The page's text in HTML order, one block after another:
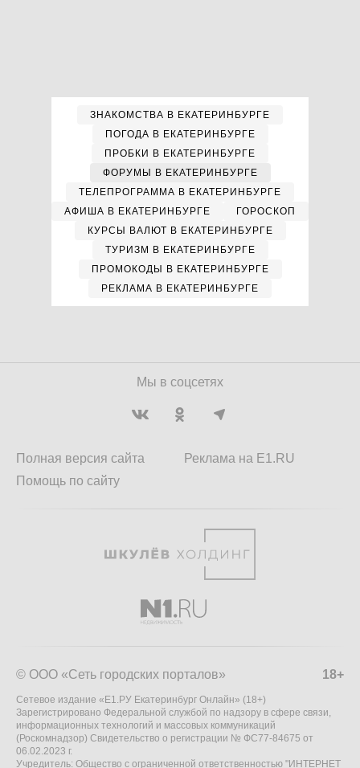
ЗНАКОМСТВА В ЕКАТЕРИНБУРГЕ
ПОГОДА В ЕКАТЕРИНБУРГЕ
ПРОБКИ В ЕКАТЕРИНБУРГЕ
ФОРУМЫ В ЕКАТЕРИНБУРГЕ
ТЕЛЕПРОГРАММА В ЕКАТЕРИНБУРГЕ
АФИША В ЕКАТЕРИНБУРГЕ
ГОРОСКОП
КУРСЫ ВАЛЮТ В ЕКАТЕРИНБУРГЕ
ТУРИЗМ В ЕКАТЕРИНБУРГЕ
ПРОМОКОДЫ В ЕКАТЕРИНБУРГЕ
РЕКЛАМА В ЕКАТЕРИНБУРГЕ
Мы в соцсетях
Полная версия сайта
Помощь по сайту
Реклама на E1.RU
18+
© ООО «Сеть городских порталов»
Сетевое издание «Е1.РУ Екатеринбург Онлайн» (18+)
Зарегистрировано Федеральной службой по надзору в сфере связи,
информационных технологий и массовых коммуникаций
(Роскомнадзор) Свидетельство о регистрации № ФС77-84675 от
06.02.2023 г.
Учредитель: Общество с ограниченной ответственностью "ИНТЕРНЕТ